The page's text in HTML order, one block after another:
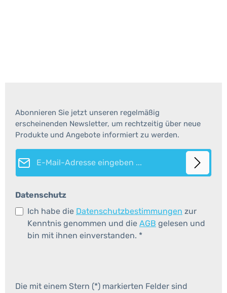
Abonnieren Sie jetzt unseren regelmäßig
erscheinenden Newsletter, um rechtzeitig über neue
Produkte und Angebote informiert zu werden.
E-Mail-Adresse*
Datenschutz
Ich habe die Datenschutzbestimmungen zur
Kenntnis genommen und die AGB gelesen und
bin mit ihnen einverstanden. *
Die mit einem Stern (*) markierten Felder sind